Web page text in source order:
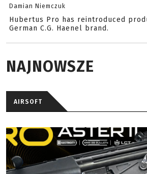
Damian Niemczuk
Hubertus Pro has reintroduced
German C.G. Haenel brand.
NAJNOWSZE
AIRSOFT